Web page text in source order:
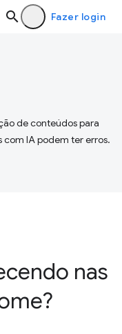
Fazer login
de conteúdos para
IA podem ter erros.
nas